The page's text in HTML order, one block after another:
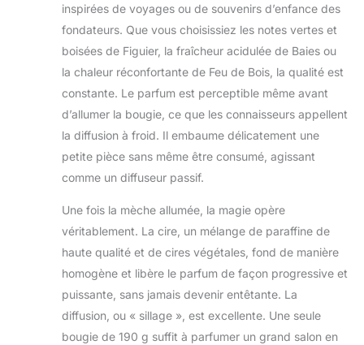
inspirées de voyages ou de souvenirs d’enfance des
fondateurs. Que vous choisissiez les notes vertes et
boisées de Figuier, la fraîcheur acidulée de Baies ou
la chaleur réconfortante de Feu de Bois, la qualité est
constante. Le parfum est perceptible même avant
d’allumer la bougie, ce que les connaisseurs appellent
la diffusion à froid. Il embaume délicatement une
petite pièce sans même être consumé, agissant
comme un diffuseur passif.
Une fois la mèche allumée, la magie opère
véritablement. La cire, un mélange de paraffine de
haute qualité et de cires végétales, fond de manière
homogène et libère le parfum de façon progressive et
puissante, sans jamais devenir entêtante. La
diffusion, ou « sillage », est excellente. Une seule
bougie de 190 g suffit à parfumer un grand salon en